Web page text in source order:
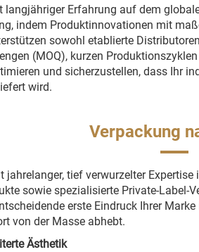
langjähriger Erfahrung auf dem
indem Produktinnovationen mit
sowohl etablierte
(MOQ), kurzen
und sicherzustellen, dass Ihr
wird.
Verpackung
jahrelanger, tief verwurzelter
sowie spezialisierte Private-
erste Eindruck Ihrer
von der Masse abhebt.
Ästhetik